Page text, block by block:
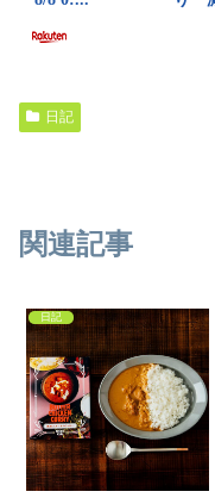
日記
関連記事
日記